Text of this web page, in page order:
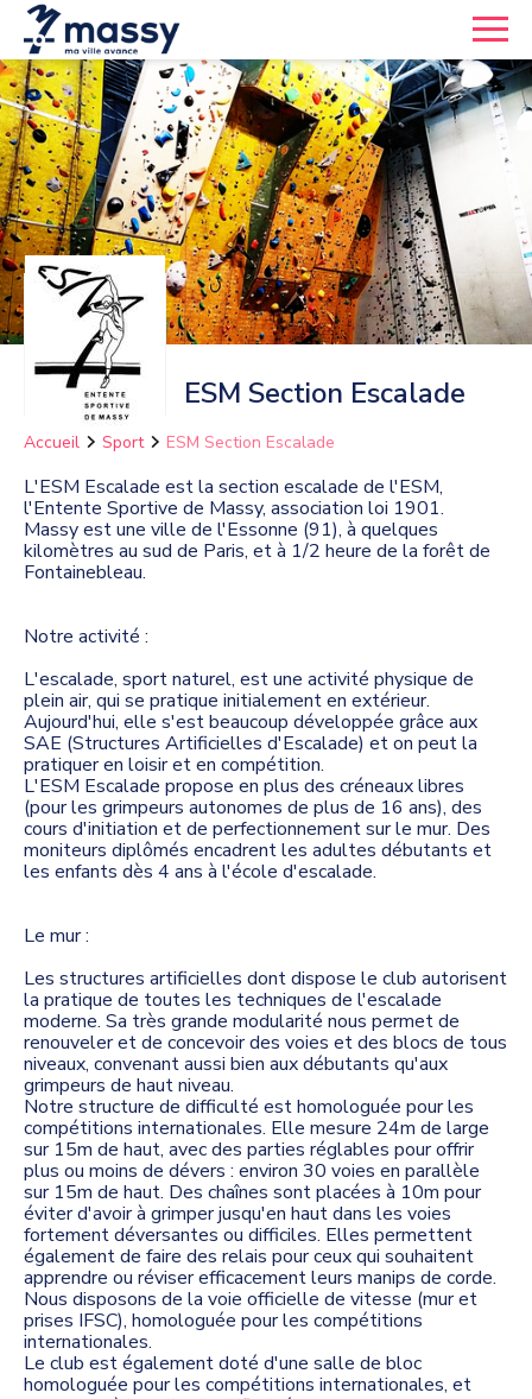
ESM Section Escalade
Accueil Sport ESM Section Escalade
L'ESM Escalade est la section escalade de l'ESM,
l'Entente Sportive de Massy, association loi 1901.
Massy est une ville de l'Essonne (91), à quelques
kilomètres au sud de Paris, et à 1/2 heure de la forêt de
Fontainebleau.
Notre activité :
L'escalade, sport naturel, est une activité physique de
plein air, qui se pratique initialement en extérieur.
Aujourd'hui, elle s'est beaucoup développée grâce aux
SAE (Structures Artificielles d'Escalade) et on peut la
pratiquer en loisir et en compétition.
L'ESM Escalade propose en plus des créneaux libres
(pour les grimpeurs autonomes de plus de 16 ans), des
cours d'initiation et de perfectionnement sur le mur. Des
moniteurs diplômés encadrent les adultes débutants et
les enfants dès 4 ans à l'école d'escalade.
Le mur :
Les structures artificielles dont dispose le club autorisent
la pratique de toutes les techniques de l'escalade
moderne. Sa très grande modularité nous permet de
renouveler et de concevoir des voies et des blocs de tous
niveaux, convenant aussi bien aux débutants qu'aux
grimpeurs de haut niveau.
Notre structure de difficulté est homologuée pour les
compétitions internationales. Elle mesure 24m de large
sur 15m de haut, avec des parties réglables pour offrir
plus ou moins de dévers : environ 30 voies en parallèle
sur 15m de haut. Des chaînes sont placées à 10m pour
éviter d'avoir à grimper jusqu'en haut dans les voies
fortement déversantes ou difficiles. Elles permettent
également de faire des relais pour ceux qui souhaitent
apprendre ou réviser efficacement leurs manips de corde.
Nous disposons de la voie officielle de vitesse (mur et
prises IFSC), homologuée pour les compétitions
internationales.
Le club est également doté d'une salle de bloc
homologuée pour les compétitions internationales, et